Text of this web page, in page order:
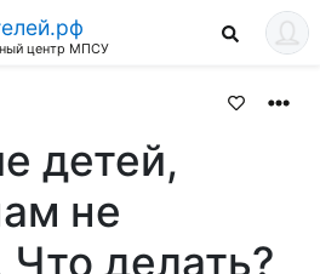
центр МПСУ
детей,
не
Что делать?